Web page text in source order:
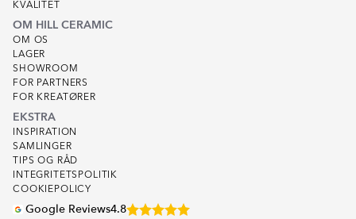
KVALITET
OM HILL CERAMIC
OM OS
LAGER
SHOWROOM
FOR PARTNERS
FOR KREATØRER
EKSTRA
INSPIRATION
SAMLINGER
TIPS OG RÅD
INTEGRITETSPOLITIK
COOKIEPOLICY
Google Reviews4.8